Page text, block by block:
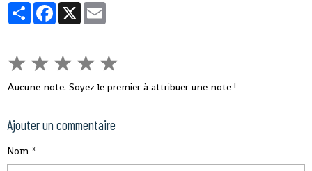
prises pour éviter ce virus en Guinée.
PartagerFacebook
X
★ ★ ★ ★ ★
Aucune note. Soyez le premier à attribuer une note !
Ajouter un commentaire
Nom